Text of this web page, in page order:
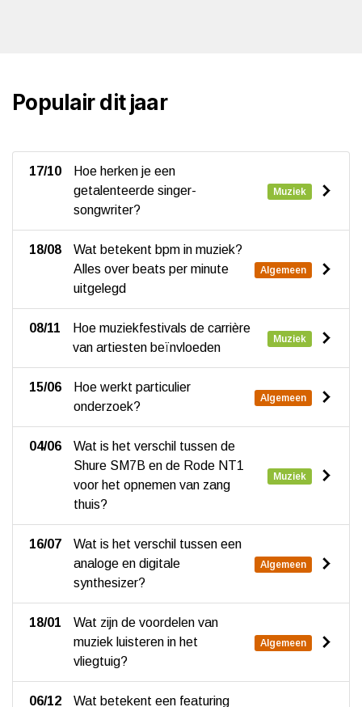
Populair dit jaar
17/10
Hoe herken je een
getalenteerde singer-
songwriter?
Muziek
18/08
Wat betekent bpm in muziek?
Alles over beats per minute
uitgelegd
Algemeen
08/11
Hoe muziekfestivals de carrière
van artiesten beïnvloeden
Muziek
15/06
Hoe werkt particulier
onderzoek?
Algemeen
04/06
Wat is het verschil tussen de
Shure SM7B en de Rode NT1
voor het opnemen van zang
thuis?
Muziek
16/07
Wat is het verschil tussen een
analoge en digitale
synthesizer?
Algemeen
18/01
Wat zijn de voordelen van
muziek luisteren in het
vliegtuig?
Algemeen
06/12
Wat betekent een featuring